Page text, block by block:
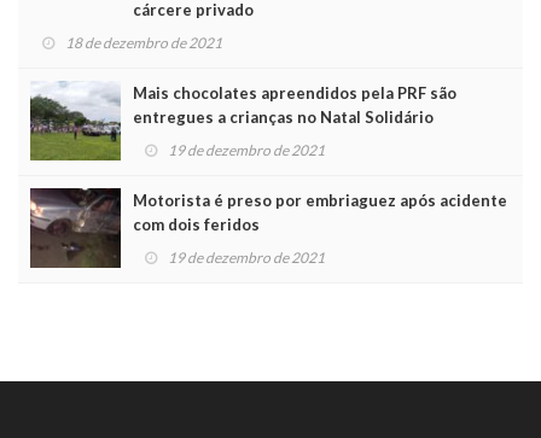
cárcere privado
18 de dezembro de 2021
Mais chocolates apreendidos pela PRF são
entregues a crianças no Natal Solidário
19 de dezembro de 2021
Motorista é preso por embriaguez após acidente
com dois feridos
19 de dezembro de 2021